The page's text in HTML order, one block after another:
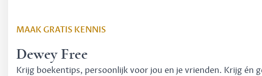
MAAK GRATIS KENNIS
Dewey Free
Krijg boekentips, persoonlijk voor jou en je vrienden. Krijg én